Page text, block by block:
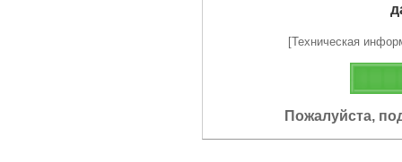
[Техническая
Пожалуйста,